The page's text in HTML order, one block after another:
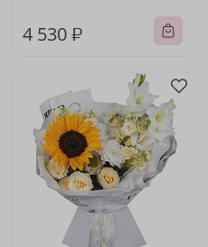
4 530 ₽